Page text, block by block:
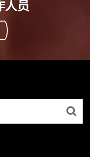
人员